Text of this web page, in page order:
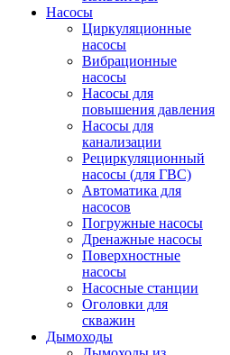
Насосы
Циркуляционные
насосы
Вибрационные
насосы
Насосы для
повышения давления
Насосы для
канализации
Рециркуляционный
насосы (для ГВС)
Автоматика для
насосов
Погружные насосы
Дренажные насосы
Поверхностные
насосы
Насосные станции
Оголовки для
скважин
Дымоходы